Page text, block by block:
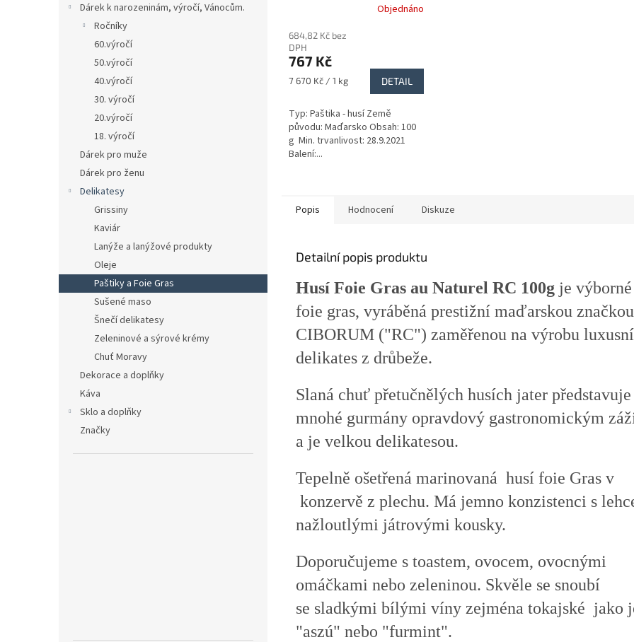
Dárek k narozeninám, výročí, Vánocům.
Ročníky
60.výročí
50.výročí
40.výročí
30. výročí
20.výročí
18. výročí
Dárek pro muže
Dárek pro ženu
Delikatesy
Grissiny
Kaviár
Lanýže a lanýžové produkty
Oleje
Paštiky a Foie Gras
Sušené maso
Šnečí delikatesy
Zeleninové a sýrové krémy
Chuť Moravy
Dekorace a doplňky
Káva
Sklo a doplňky
Značky
Objednáno
684,82 Kč bez
DPH
767 Kč
Měrná
7 670 Kč / 1 kg DETAIL
Typ: Paštika - husí Země
původu: Maďarsko Obsah: 100
g Min. trvanlivost: 28.9.2021
Balení:...
Popis Hodnocení Diskuze
Detailní popis produktu
Husí Foie Gras au Naturel RC 100g je
foie gras, vyráběná prestižní maďarskou
CIBORUM ("RC") zaměřenou na výrobu
delikates z drůbeže.
Slaná chuť přetučnělých husích jater
mnohé gurmány opravdový gastronomickým
a je velkou delikatesou.
Tepelně ošetřená marinovaná husí foie Gras v
konzervě z plechu. Má jemno konzistenci s
nažloutlými játrovými kousky.
Doporučujeme s toastem, ovocem, ovocnými
omáčkami nebo zeleninou. Skvěle se snoubí
se sladkými bílými víny zejména tokajské jako
"aszú" nebo "furmint".